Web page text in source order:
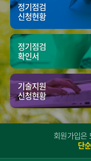
정기점검
신청현황
정기점검
확인서
기술지원
신청현황
회원가입은
단